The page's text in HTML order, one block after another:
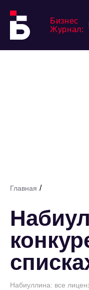
Бизнес
Журнал:
Главная /
Набиуллина: все